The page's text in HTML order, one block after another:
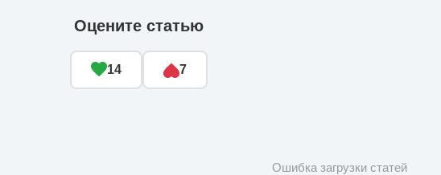
Оцените статью
14 7
Ошибка загрузки статей